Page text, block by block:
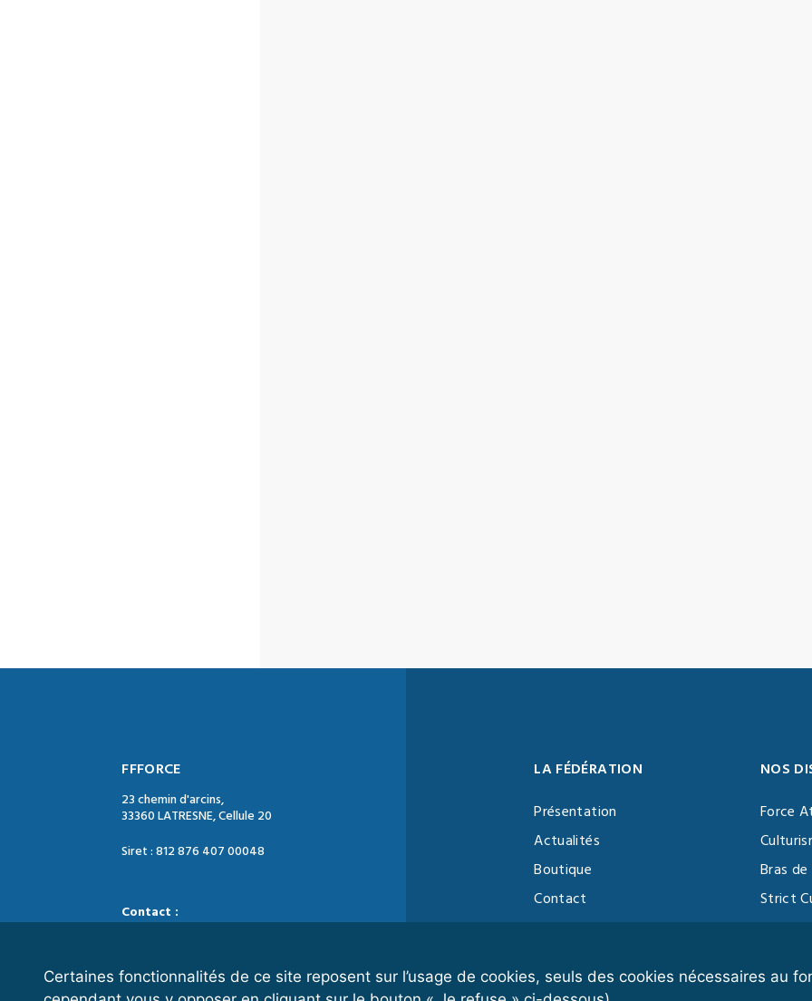
Certaines fonctionnalités de ce site reposent sur l’usage de cookies, seuls des cookies nécessaires au
FFFORCE
23 chemin d'arcins,
33360 LATRESNE, Cellule 20
Siret : 812 876 407 00048
Contact :
LA FÉDÉRATION
Présentation
Actualités
Boutique
Contact
Vidéothèque
NOS
Force
Bras
Strict